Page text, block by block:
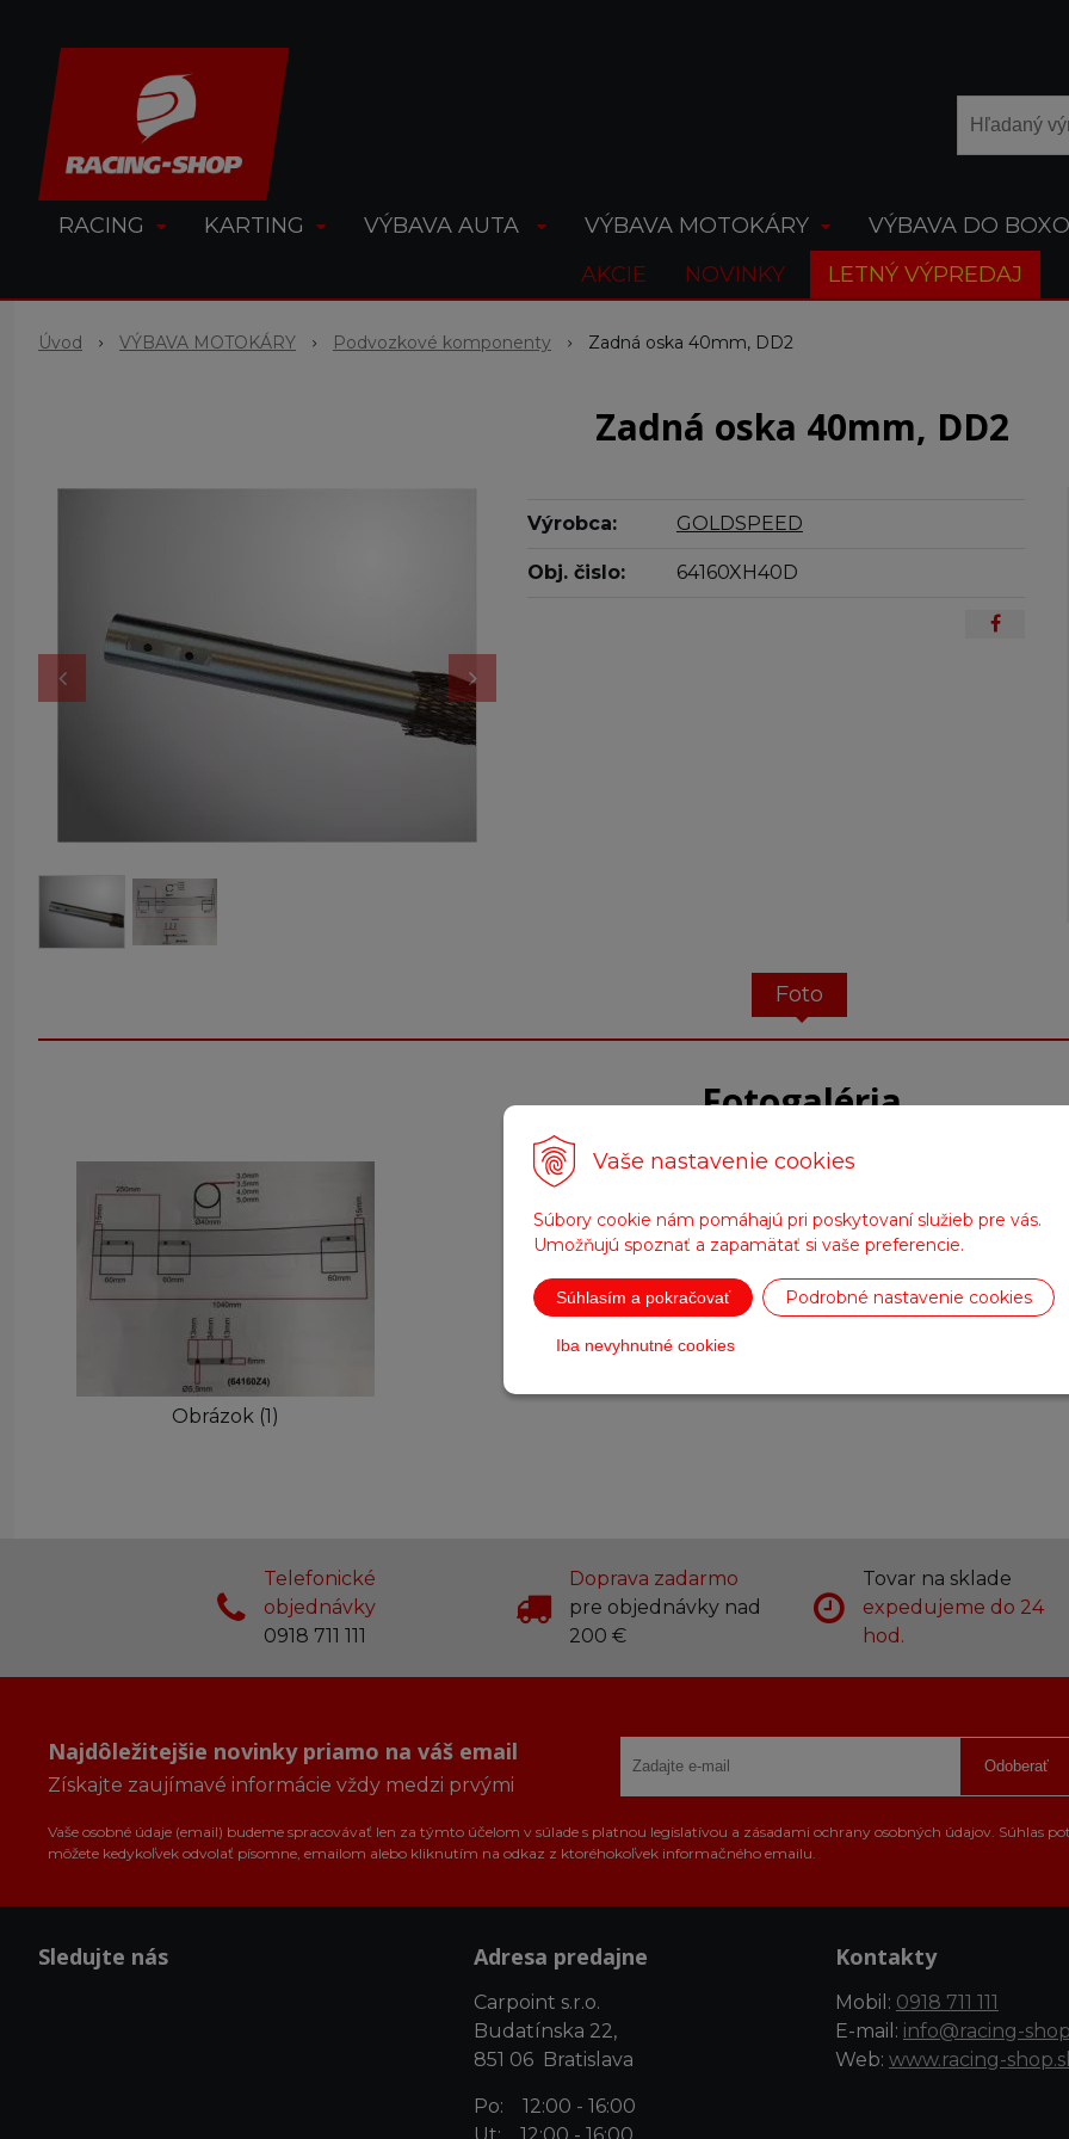
Vaše nastavenie cookies
Súbory cookie nám pomáhajú pri poskytovaní služieb pre vás.
Umožňujú spoznať a zapamätať si vaše preferencie.
Súhlasím a pokračovať Podrobné nastavenie cookies
Iba nevyhnutné cookies
RACING KARTING VÝBAVA AUTA VÝBAVA MOTOKÁRY VÝBAVA DO
AKCIE
NOVINKY LETNÝ VÝPREDAJ
Úvod VÝBAVA MOTOKÁRY Podvozkové komponenty Zadná oska 40mm, DD2
Zadná oska 40mm, DD2
Výrobca: GOLDSPEED
Obj. čislo: 64160XH40D
Foto
Fotogaléria
Obrázok (1)
Telefonické
objednávky
0918 711 111
Doprava zadarmo
pre objednávky nad
200 €
Tovar na sklade
expedujeme do 24
hod.
Najdôležitejšie novinky priamo na váš email
Získajte zaujímavé informácie vždy medzi prvými
Odoberať
Vaše osobné údaje (email) budeme spracovávať len za týmto účelom v súlade s platnou legislatívou a zásadami ochrany osobných údajov. Súhlas
môžete kedykoľvek odvolať písomne, emailom alebo kliknutím na odkaz z ktoréhokoľvek informačného emailu.
Sledujte nás Adresa predajne
Carpoint s.r.o.
Budatínska 22,
851 06 Bratislava
Po: 12:00 - 16:00
Kontakty
Mobil: 0918 711 111
E-mail: info@racing-
Web: www.racing-